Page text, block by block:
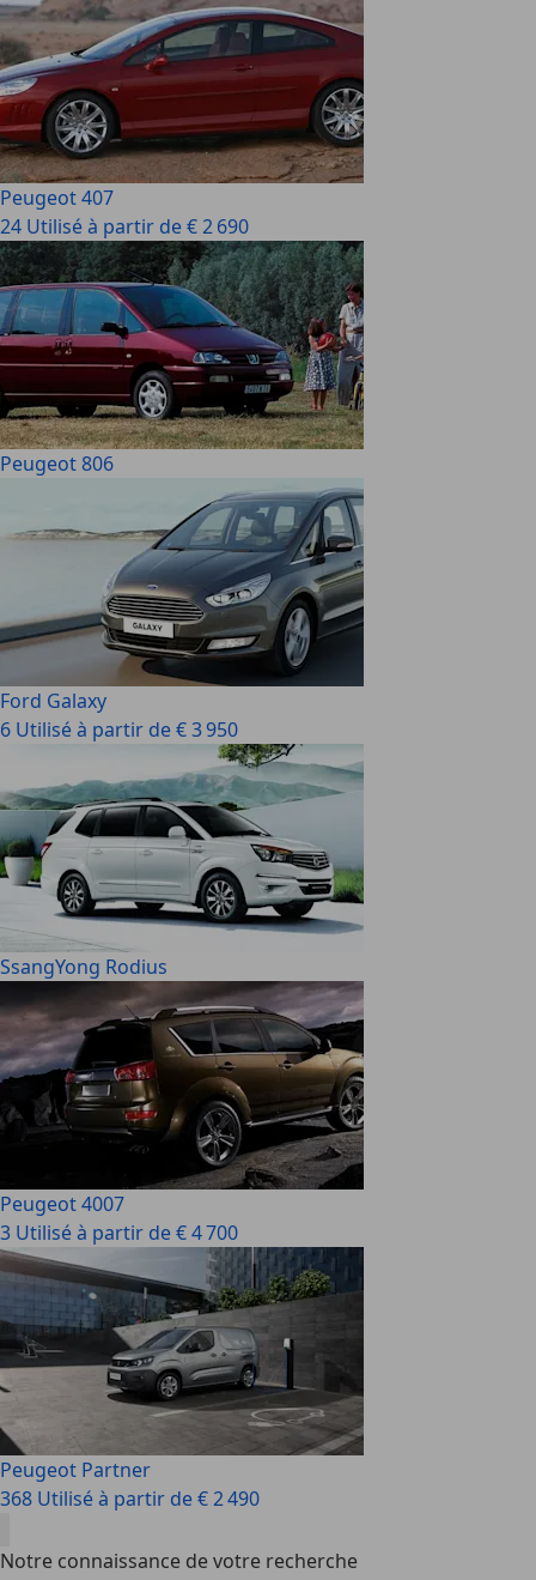
Peugeot 407
24 Utilisé à partir de € 2 690
Peugeot 806
Ford Galaxy
6 Utilisé à partir de € 3 950
SsangYong Rodius
Peugeot 4007
3 Utilisé à partir de € 4 700
Peugeot Partner
368 Utilisé à partir de € 2 490
Notre connaissance de votre recherche